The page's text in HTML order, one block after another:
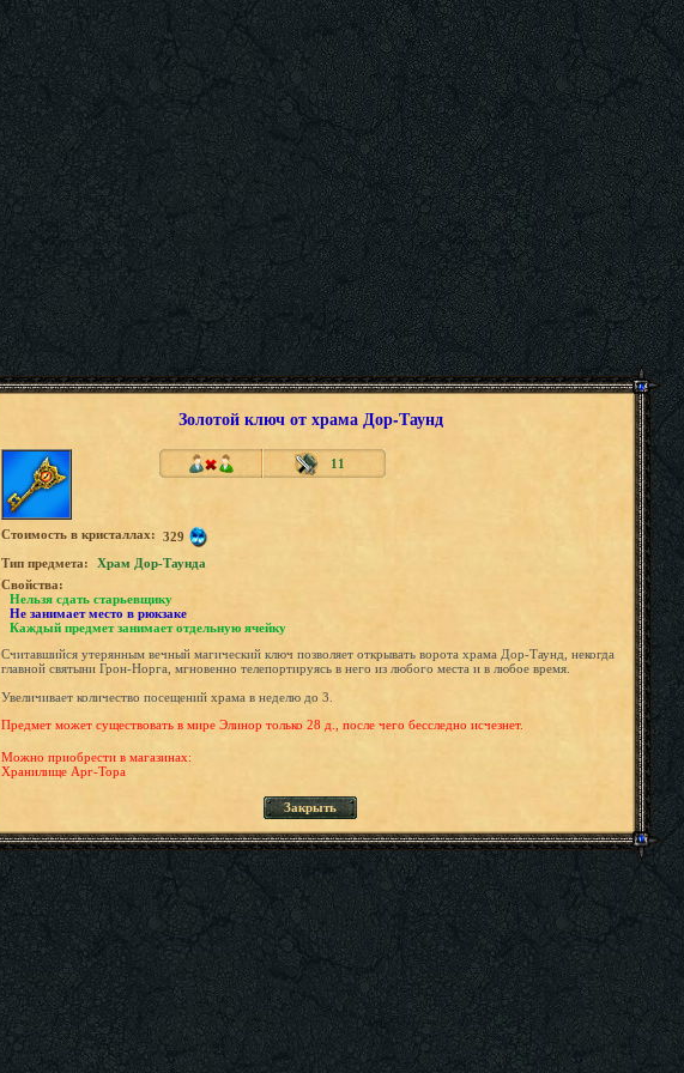
Золотой ключ от храма Дор-Таунд
11
Стоимость в кристаллах: 329
Tип предмета:
Храм Дор-Таунда
Свойства:
Нельзя сдать старьевщику
Не занимает место в рюкзаке
Каждый предмет занимает отдельную ячейку
Считавшийся утерянным вечный магический ключ позволяет открывать ворота храма Дор-Таунд, некогда
главной святыни Грон-Норга, мгновенно телепортируясь в него из любого места и в любое время.
Увеличивает количество посещений храма в неделю до 3.
Предмет может существовать в мире Элинор только 28 д., после чего бесследно исчезнет.
Можно приобрести в магазинах:
Хранилище Арг-Тора
Закрыть